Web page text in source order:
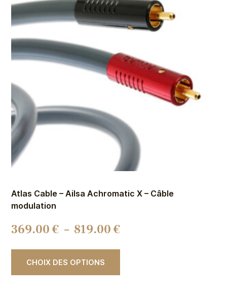
Atlas Cable – Ailsa Achromatic X – Câble
modulation
369.00€ – 819.00€
CHOIX DES OPTIONS